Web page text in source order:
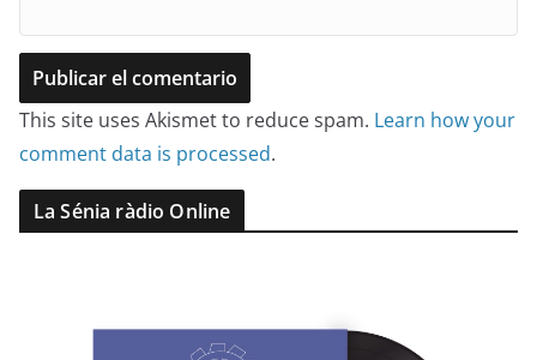
This site uses Akismet to reduce spam. Learn how your
comment data is processed.
La Sénia ràdio Online